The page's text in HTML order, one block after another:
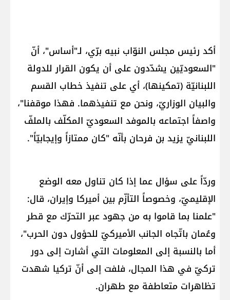
أكد رئيس مجلس النوّاب ​نبيه برّي​، لـ"أساس"، أنّ
"السعوديّين يشدّدون على أن يكون القرار للدولة
اللبنانيّة (تمكينها)، أي على تنفيذ خطاب القسم
والبيان الوزاريّ، ونحن مع تنفيذهما. فهذا موقفنا"،
واصفاً اجتماعه بالموفد السعوديّ المكلّف بالملفّ
اللبنانيّ ​يزيد بن فرحان​ بأنّه "كان ممتازاً وإيجابيّاً".
وردّاً على سؤال عما إذا كان تناول معه الوضع
الإقليميّ، وخصوصاً التأزّم بين أميركا وإيران، قال:
"علمنا بما قاموا به من جهود عبر التحرّك مع قطر
وعُمان باتّجاه الجانب الأميركيّ للحؤول دون الحرب"،
أما بالنسبة إلى المعلومات التي أشارت إلى دور
تركيّ في هذا المجال، فلفت إلى أنّ تركيا شهدت
تظاهرات متعاطفة مع طهران.